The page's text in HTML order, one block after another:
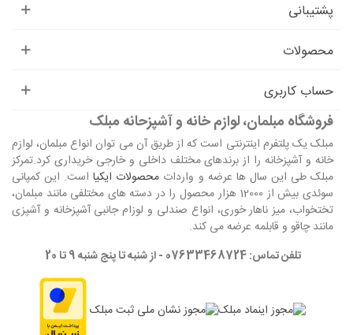
پشتیبانی
محصولات
حساب کاربری
فروشگاه مبلمان، لوازم خانه و آشپزحانه مبلک
مبلک یک پلتفرم اینترنتی است که از طریق آن می توان انواع مبلمان، لوازم
خانه و آشپزخانه را از برندهای مختلف داخلی و خارجی خریداری کرد.تمرکز
مبلک طی این سال ها عرضه و واردات محصولات ایکیااست. این کمپانی
سوئدی بیش از 12000 هزار محصول را در دسته های مختلفی مانند مبلمان،
تختخواب، میز ناهار خوری، انواع صندلی و لوزام جانبی آشپزخانه و آشپزی
مانند چاقو و قابلمه عرضه می کند.
تلفن تماس: 07633468724 - از شنبه تا پنج شنبه 9 تا 20